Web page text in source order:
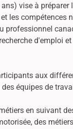
vise à
les
d'emploi
aux
équipes de
en suivant
des